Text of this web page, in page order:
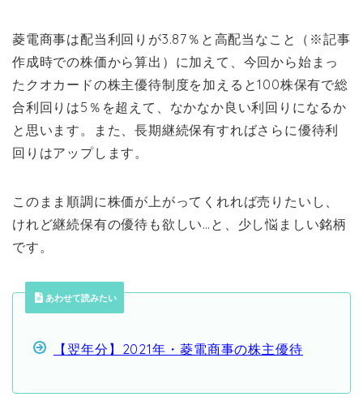
菱電商事は配当利回りが3.87％と高配当なこと（※記事
作成時での株価から算出）に加えて、今回から始まっ
たクオカードの株主優待制度を加えると100株保有で総
合利回りは5％を超えて、なかなか良い利回りになるか
と思います。また、長期継続保有すればさらに優待利
回りはアップします。
このまま順調に株価が上がってくれれば売りたいし、
けれど継続保有の優待も欲しい…と、少し悩ましい銘柄
です。
あわせて読みたい
【翌年分】2021年・菱電商事の株主優待